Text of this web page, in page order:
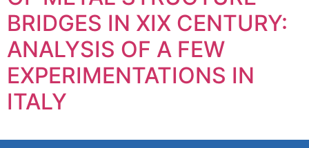
BRIDGES IN XIX CENTURY:
ANALYSIS OF A FEW
EXPERIMENTATIONS IN
ITALY